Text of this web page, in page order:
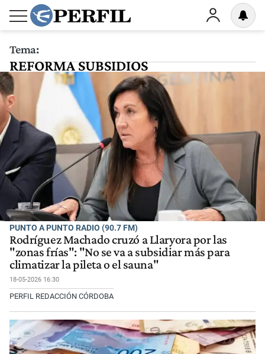
Tema:
REFORMA SUBSIDIOS
PUNTO A PUNTO RADIO (90.7 FM)
Rodríguez Machado cruzó a Llaryora por las
"zonas frías": "No se va a subsidiar más para
climatizar la pileta o el sauna"
18-05-2026 16:30
PERFIL REDACCIÓN CÓRDOBA